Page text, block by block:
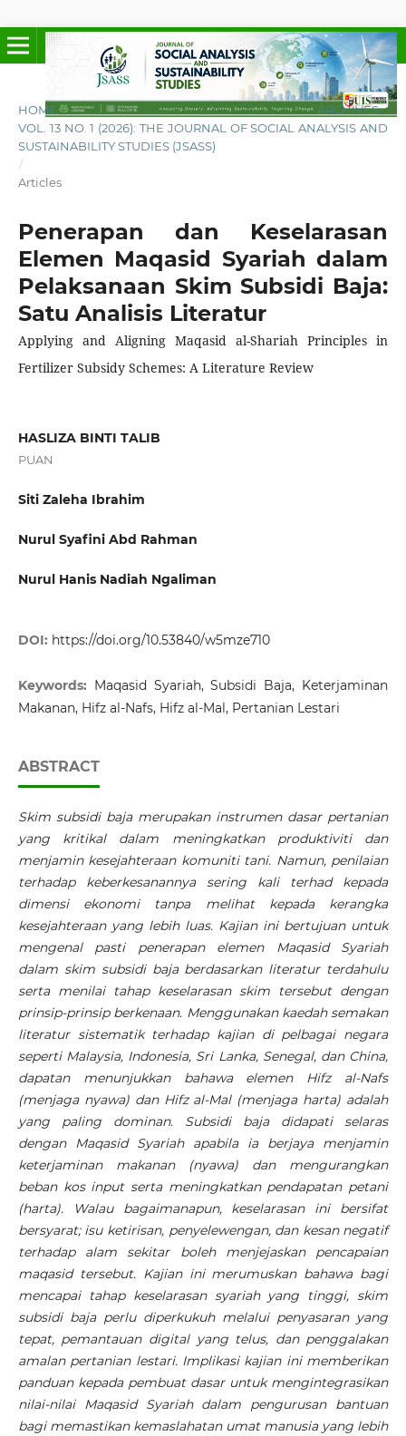
HOME / ARCHIVES /
VOL. 13 NO. 1 (2026): THE JOURNAL OF SOCIAL ANALYSIS AND
SUSTAINABILITY STUDIES (JSASS)
/
Articles
Penerapan dan Keselarasan
Elemen Maqasid Syariah dalam
Pelaksanaan Skim Subsidi Baja:
Satu Analisis Literatur
Applying and Aligning Maqasid al-Shariah Principles in
Fertilizer Subsidy Schemes: A Literature Review
HASLIZA BINTI TALIB
PUAN
Siti Zaleha Ibrahim
Nurul Syafini Abd Rahman
Nurul Hanis Nadiah Ngaliman
DOI: https://doi.org/10.53840/w5mze710
Keywords: Maqasid Syariah, Subsidi Baja, Keterjaminan
Makanan, Hifz al-Nafs, Hifz al-Mal, Pertanian Lestari
ABSTRACT
Skim subsidi baja merupakan instrumen dasar pertanian
yang kritikal dalam meningkatkan produktiviti dan
menjamin kesejahteraan komuniti tani. Namun, penilaian
terhadap keberkesanannya sering kali terhad kepada
dimensi ekonomi tanpa melihat kepada kerangka
kesejahteraan yang lebih luas. Kajian ini bertujuan untuk
mengenal pasti penerapan elemen Maqasid Syariah
dalam skim subsidi baja berdasarkan literatur terdahulu
serta menilai tahap keselarasan skim tersebut dengan
prinsip-prinsip berkenaan. Menggunakan kaedah semakan
literatur sistematik terhadap kajian di pelbagai negara
seperti Malaysia, Indonesia, Sri Lanka, Senegal, dan China,
dapatan menunjukkan bahawa elemen Hifz al-Nafs
(menjaga nyawa) dan Hifz al-Mal (menjaga harta) adalah
yang paling dominan. Subsidi baja didapati selaras
dengan Maqasid Syariah apabila ia berjaya menjamin
keterjaminan makanan (nyawa) dan mengurangkan
beban kos input serta meningkatkan pendapatan petani
(harta). Walau bagaimanapun, keselarasan ini bersifat
bersyarat; isu ketirisan, penyelewengan, dan kesan negatif
terhadap alam sekitar boleh menjejaskan pencapaian
maqasid tersebut. Kajian ini merumuskan bahawa bagi
mencapai tahap keselarasan syariah yang tinggi, skim
subsidi baja perlu diperkukuh melalui penyasaran yang
tepat, pemantauan digital yang telus, dan penggalakan
amalan pertanian lestari. Implikasi kajian ini memberikan
panduan kepada pembuat dasar untuk mengintegrasikan
nilai-nilai Maqasid Syariah dalam pengurusan bantuan
bagi memastikan kemaslahatan umat manusia yang lebih